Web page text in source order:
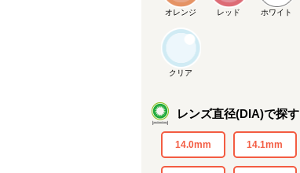
オレンジ レッド ホワイト
クリア
レンズ直径(DIA)で探す
14.0mm 14.1mm